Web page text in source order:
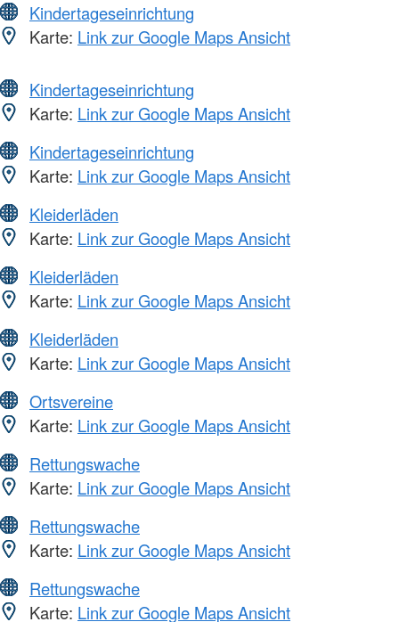
Kindertageseinrichtung
Karte: Link zur Google Maps Ansicht
Kindertageseinrichtung
Karte: Link zur Google Maps Ansicht
Kindertageseinrichtung
Karte: Link zur Google Maps Ansicht
Kleiderläden
Karte: Link zur Google Maps Ansicht
Kleiderläden
Karte: Link zur Google Maps Ansicht
Kleiderläden
Karte: Link zur Google Maps Ansicht
Ortsvereine
Karte: Link zur Google Maps Ansicht
Rettungswache
Karte: Link zur Google Maps Ansicht
Rettungswache
Karte: Link zur Google Maps Ansicht
Rettungswache
Karte: Link zur Google Maps Ansicht